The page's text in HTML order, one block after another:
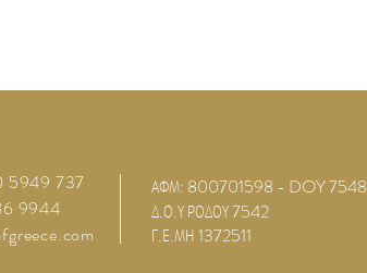
5949 737
9944
ΑΦΜ: 800701598 - DOY 7548
Δ.Ο.Υ ΡΟΔΟΥ 7542
Γ.Ε.ΜΗ 1372511